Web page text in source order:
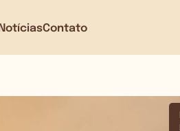
Contato